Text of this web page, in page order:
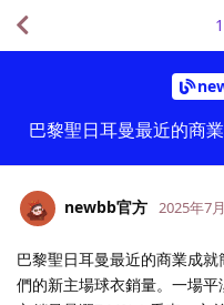
巴黎聖日耳曼最近的商
1
newbb官方 2025年7
巴黎聖日耳曼最近的商業成
們的新主場球衣銷量。一場